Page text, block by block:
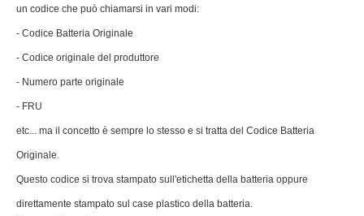
un codice che può chiamarsi in vari modi:
- Codice Batteria Originale
- Codice originale del produttore
- Numero parte originale
- FRU
etc... ma il concetto è sempre lo stesso e si tratta del Codice Batteria
Originale.
Questo codice si trova stampato sull'etichetta della batteria oppure
direttamente stampato sul case plastico della batteria.